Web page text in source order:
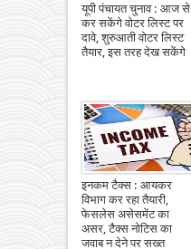
यूपी पंचायत चुनाव : आज से
कर सकेंगे वोटर लिस्ट पर
दावे, शुरुआती वोटर लिस्ट
तैयार, इस तरह देख सकेंगे
इनकम टैक्स : आयकर
विभाग कर रहा तैयारी,
फेसलेस असेसमेंट का
असर, टैक्स नोटिस का
जवाब न देने पर सख्त